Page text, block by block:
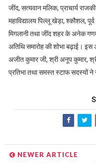
जींद, सत्यवान मलिक, प्राचार्य
महाविद्यालय पिल्लू खेड़ा, श्कौशल, पूर्व
मिगलानी तथा जींद शहर के अनेक
अतिथि समारोह की शोभा बढ़ाई। इस
अजीत कुमार जी, श्री अनूप कुमार,
प्रतिभा तथा समस्त स्टाफ सदस्यों ने
NEWER ARTICLE